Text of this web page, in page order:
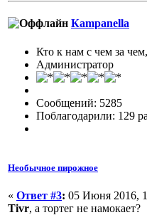
Кampanella
Кто к нам с чем за
Администратор
Сообщений: 5285
Поблагодарили: 129
Необычное пирожное
« Ответ #3: 05 Июня 2016,
Tivr, а тортег не намокает?